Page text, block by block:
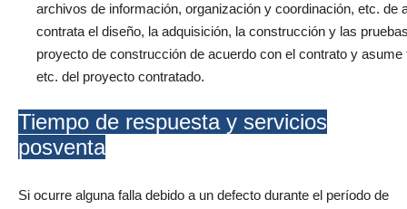
archivos de información, organización y coordinación, etc.
contrata el diseño, la adquisición, la construcción y las
proyecto de construcción de acuerdo con el contrato y
etc. del proyecto contratado.
Tiempo de respuesta y servicios
posventa
Si ocurre alguna falla debido a un defecto durante el período de